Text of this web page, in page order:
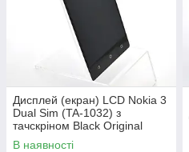
Дисплей (екран) LCD Nokia 3
Dual Sim (TA-1032) з
тачскріном Black Original
В наявності